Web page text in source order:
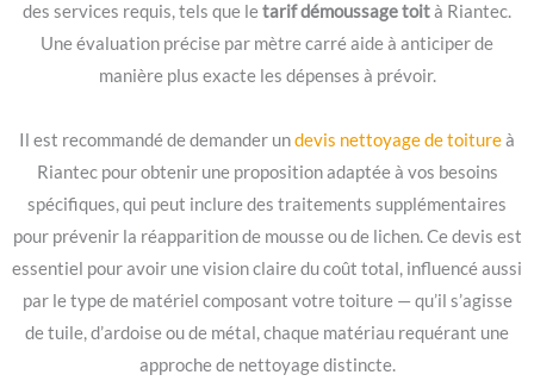
des services requis, tels que letarif démoussage toità Riantec.
Une évaluation précise par mètre carré aide à anticiper de
manière plus exacte les dépenses à prévoir.
Il est recommandé de demander undevis nettoyage de toitureà
Riantec pour obtenir une proposition adaptée à vos besoins
spécifiques, qui peut inclure des traitements supplémentaires
pour prévenir la réapparition de mousse ou de lichen. Ce devis est
essentiel pour avoir une vision claire du coût total, influencé aussi
par le type de matériel composant votre toiture — qu’il s’agisse
de tuile, d’ardoise ou de métal, chaque matériau requérant une
approche de nettoyage distincte.